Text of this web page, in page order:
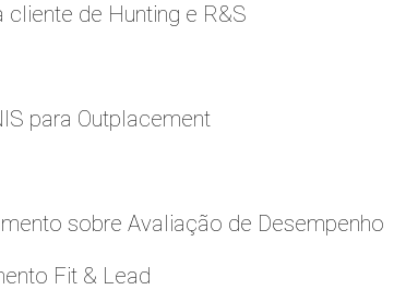
cliente de Hunting e R&S
para Outplacement
sobre Avaliação de Desempenho
Fit & Lead